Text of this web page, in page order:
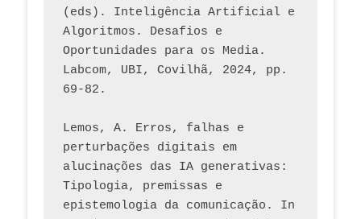
(eds). Inteligência Artificial e
Algoritmos. Desafios e
Oportunidades para os Media.
Labcom, UBI, Covilhã, 2024, pp.
69-82.
Lemos, A. Erros, falhas e
perturbações digitais em
alucinações das IA generativas:
Tipologia, premissas e
epistemologia da comunicação. In